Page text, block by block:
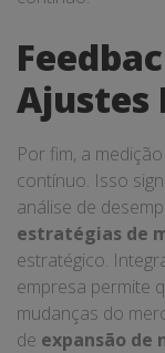
Ajustes
Por fim, a
contínuo. Isso
análise de
estratégias de
estratégico.
empresa permite
mudanças do
de expansão de